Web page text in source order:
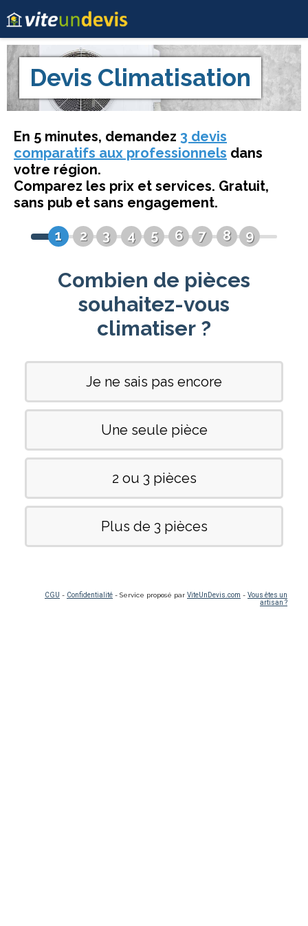
Devis Climatisation
En 5 minutes, demandez 3 devis
comparatifs aux professionnels dans
votre région.
Comparez les prix et services. Gratuit,
sans pub et sans engagement.
1
2 3 4 5 6 7 8 9
Combien de pièces
souhaitez-vous
climatiser ?
Je ne sais pas encore
Une seule pièce
2 ou 3 pièces
Plus de 3 pièces
CGU - Confidentialité - Service proposé par ViteUnDevis.com - Vous êtes un
artisan ?